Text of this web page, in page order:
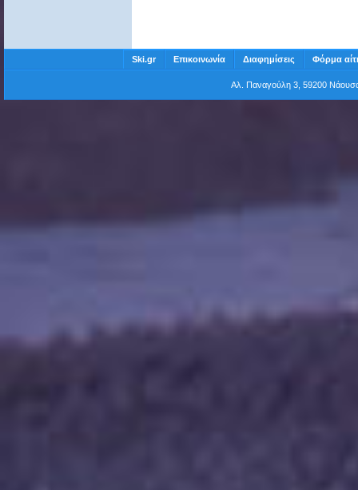
Ski.gr Επικοινωνία Διαφημίσεις Φόρμα
Αλ. Παναγούλη 3, 59200